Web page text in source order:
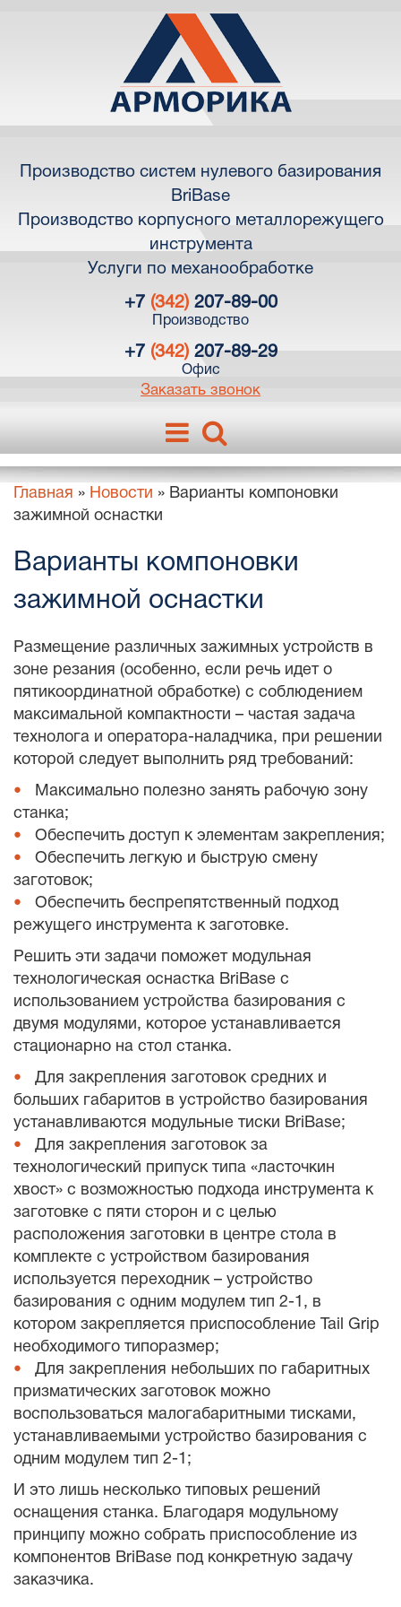
Производство систем нулевого базирования
BriBase
Производство корпусного металлорежущего
инструмента
Услуги по механообработке
+7 (342)207-89-00
Производство
+7 (342)207-89-29
Офис
Заказать звонок
Главная » Новости » Варианты компоновки
зажимной оснастки
Варианты компоновки
зажимной оснастки
Размещение различных зажимных устройств в
зоне резания (особенно, если речь идет о
пятикоординатной обработке) с соблюдением
максимальной компактности – частая задача
технолога и оператора-наладчика, при решении
которой следует выполнить ряд требований:
Максимально полезно занять рабочую зону
станка;
Обеспечить доступ к элементам закрепления;
Обеспечить легкую и быструю смену
заготовок;
Обеспечить беспрепятственный подход
режущего инструмента к заготовке.
Решить эти задачи поможет модульная
технологическая оснастка BriBase с
использованием устройства базирования с
двумя модулями, которое устанавливается
стационарно на стол станка.
Для закрепления заготовок средних и
больших габаритов в устройство базирования
устанавливаются модульные тиски BriBase;
Для закрепления заготовок за
технологический припуск типа «ласточкин
хвост» с возможностью подхода инструмента к
заготовке с пяти сторон и с целью
расположения заготовки в центре стола в
комплекте с устройством базирования
используется переходник – устройство
базирования с одним модулем тип 2-1, в
котором закрепляется приспособление Tail Grip
необходимого типоразмер;
Для закрепления небольших по габаритных
призматических заготовок можно
воспользоваться малогабаритными тисками,
устанавливаемыми устройство базирования с
одним модулем тип 2-1;
И это лишь несколько типовых решений
оснащения станка. Благодаря модульному
принципу можно собрать приспособление из
компонентов BriBase под конкретную задачу
заказчика.